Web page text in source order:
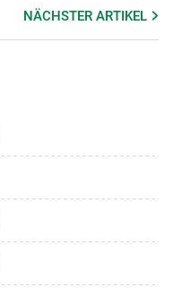
NÄCHSTERARTIKEL